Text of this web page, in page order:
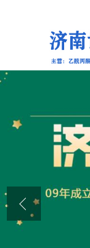
公司首页
产品展厅
联系方式